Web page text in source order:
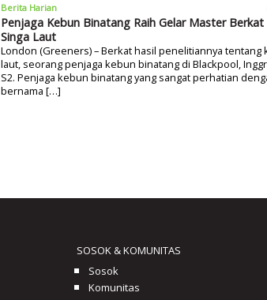
Berita Harian
Penjaga Kebun Binatang Raih Gelar Master Berkat
Singa Laut
London (Greeners) – Berkat hasil penelitiannya tentang
laut, seorang penjaga kebun binatang di Blackpool,
S2. Penjaga kebun binatang yang sangat perhatian
bernama […]
SOSOK & KOMUNITAS
Sosok
Komunitas